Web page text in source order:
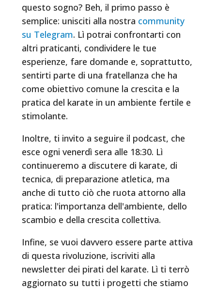
questo sogno? Beh, il primo passo è
semplice: unisciti alla nostra community
su Telegram. Lì potrai confrontarti con
altri praticanti, condividere le tue
esperienze, fare domande e, soprattutto,
sentirti parte di una fratellanza che ha
come obiettivo comune la crescita e la
pratica del karate in un ambiente fertile e
stimolante.
Inoltre, ti invito a seguire il podcast, che
esce ogni venerdì sera alle 18:30. Lì
continueremo a discutere di karate, di
tecnica, di preparazione atletica, ma
anche di tutto ciò che ruota attorno alla
pratica: l'importanza dell'ambiente, dello
scambio e della crescita collettiva.
Infine, se vuoi davvero essere parte attiva
di questa rivoluzione, iscriviti alla
newsletter dei pirati del karate. Lì ti terrò
aggiornato su tutti i progetti che stiamo